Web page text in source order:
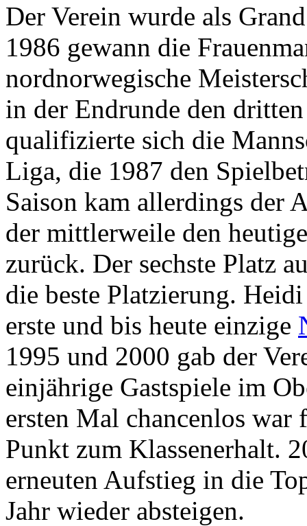
Der Verein wurde als
1986 gewann die
nordnorwegische
in der Endrunde den
qualifizierte sich die
Liga, die 1987 den
Saison kam allerdings der
der mittlerweile den
zurück. Der sechste Platz
die beste Platzierung.
erste und bis heute einzige
1995 und 2000 gab der
einjährige Gastspiele im
ersten Mal chancenlos
Punkt zum Klassenerhalt.
erneuten Aufstieg in die
Jahr wieder absteigen.